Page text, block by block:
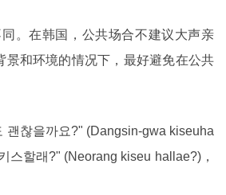
。在韩国，公共场合不建议大声亲
和环境的情况下，最好避免在公共
찮을까요?" (Dangsin-gwa kiseuha
할래?" (Neorang kiseu hallae?)，